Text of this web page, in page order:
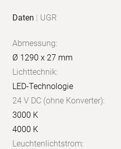
Anwendungs-
Bilder
Produkt-
Daten
Daten | UGR
Abmessung:
Ø 1290 x 27 mm
Lichttechnik:
LED-Technologie
24 V DC (ohne Konverter):
3000 K
4000 K
Leuchtenlichtstrom: